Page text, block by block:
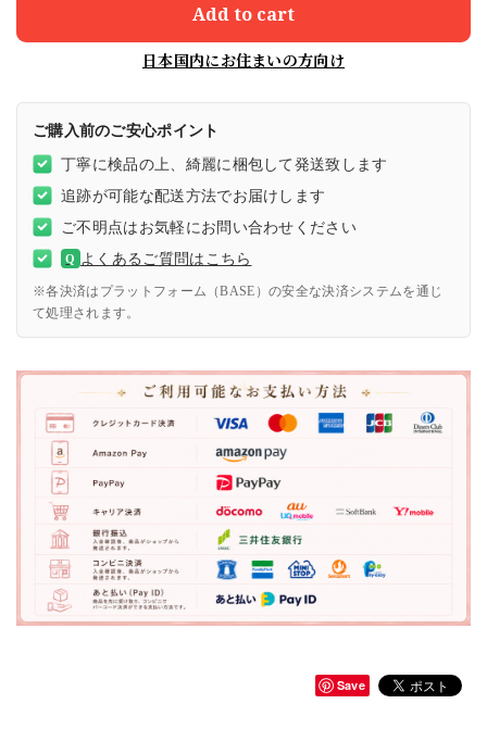
Add to cart
日本国内にお住まいの方向け
ご購入前のご安心ポイント
丁寧に検品の上、綺麗に梱包して発送致します
追跡が可能な配送方法でお届けします
ご不明点はお気軽にお問い合わせください
Q よくあるご質問はこちら
※各決済はプラットフォーム（BASE）の安全な決済システムを通じ
て処理されます。
Save